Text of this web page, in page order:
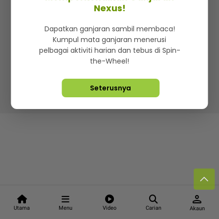
Utama Menu Video Carian
person
Akaun
Iklan di SMG360
Terma & Syarat Dasar Privasi
Lebih hot, viral dan sensasi
Hakcipta Terpelihara ©2026. Star Media Group Berhad
Nexus!
Dapatkan ganjaran sambil membaca!
Kumpul mata ganjaran menerusi
pelbagai aktiviti harian dan tebus di Spin-
the-Wheel!
Seterusnya